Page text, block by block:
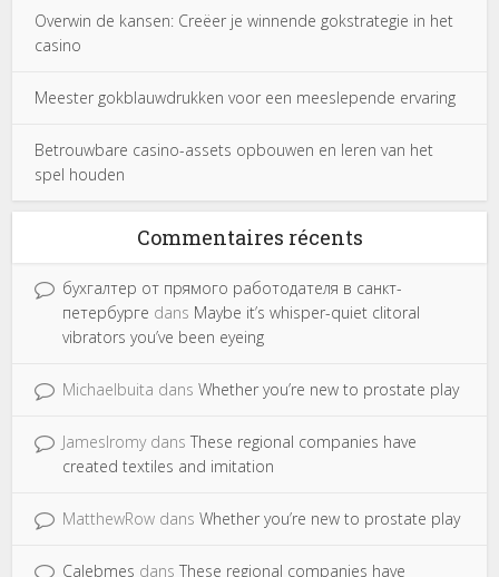
Overwin de kansen: Creëer je winnende gokstrategie in het
casino
Meester gokblauwdrukken voor een meeslepende ervaring
Betrouwbare casino-assets opbouwen en leren van het
spel houden
Commentaires récents
бухгалтер от прямого работодателя в санкт-
петербурге dans Maybe it’s whisper-quiet clitoral
vibrators you’ve been eyeing
Michaelbuita dansWhether you’re new to prostate play
JamesIromydansThese regional companies have
created textiles and imitation
MatthewRow dansWhether you’re new to prostate play
Calebmes dansThese regional companies have